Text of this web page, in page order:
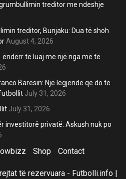
treditor me ndeshje
treditor, Bunjaku: Dua të shoh
August 4, 2026
të luaj me një nga më të
Baresin: Një legjendë që do të
July 31, 2026
July 31, 2026
investitorë privatë: Askush nuk po
Shop Contact
të rezervuara - Futbolli.info